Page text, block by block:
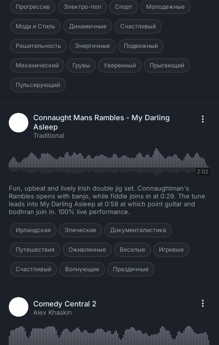
Прогрессив Электро-поп Спорт Молодежные
Мода и Стиль Динамичные Счастливый
Решительность Энергичные Подвижный
Механический Грувы Уверенный Прыгающий
Пульсирующий
Connaught Mans Rambles - My Darling
Asleep
Traditional
2:02
Fun, upbeat and lively Irish double jig set. Connaughtman's
Rambles opens with banjo, while fiddle joins in at 0:29. The tune
leads into My Darling Asleep at 0:58 at which point guitar and
bodhran join in. 100% live performance.
Ирландская Эпические Документалистика
Путешествия Оживленные Веселые Игривые
Счастливый Волнующие Праздичные
Comedy Central 2
Alex Khaskin